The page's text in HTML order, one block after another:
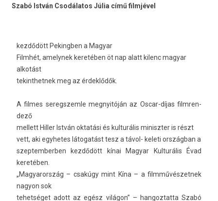
Szabó István Csodálatos Júlia című filmjével
kezdődött Pekingben a Magyar
Filmhét, amelynek keretében öt nap alatt kilenc magyar
alkotást
tekinthetnek meg az érdeklődők.
A fil­mes seregszem­le meg­nyitóján az Oscar-díjas filmren­
dező
mel­lett Hill­er István oktatási és kul­turális miniszt­er is részt
vett, aki egyhetes látogatást tesz a távol- keleti országban a
szep­temberb­en kezdődött kínai Magyar Kul­turális Évad
keretében.
„Magyarország – csakúgy mint Kína – a filmművés­zetnek
nagyon sok
tehet­séget adott az egész világon” – han­goz­tatta Szabó